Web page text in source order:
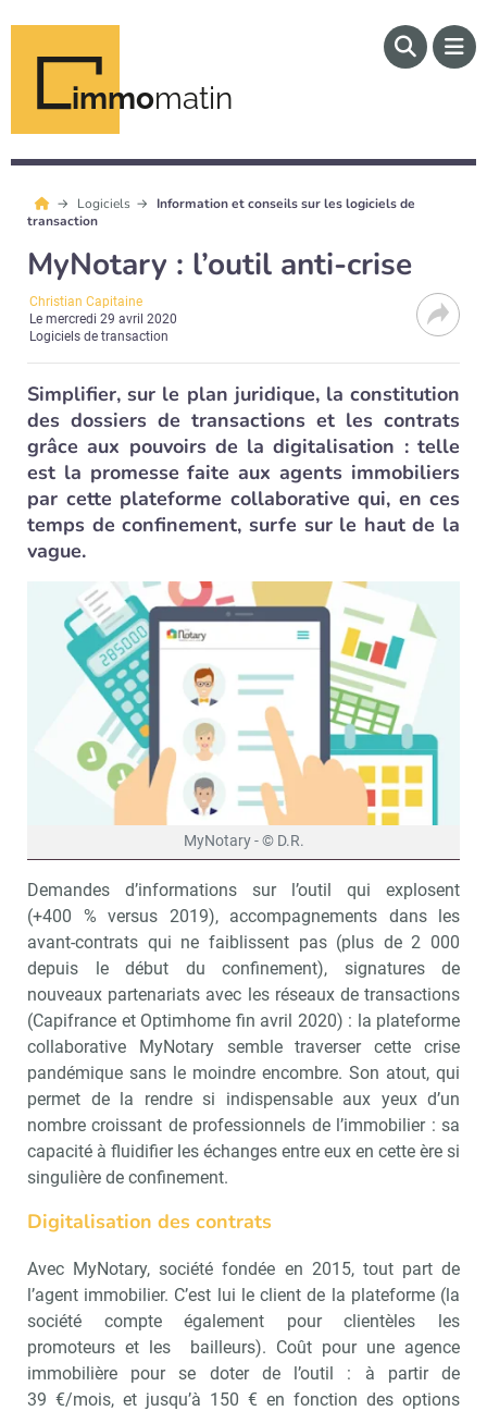
immomatin
Logiciels
Information et conseils sur les logiciels de
transaction
MyNotary : l’outil anti-crise
Christian Capitaine
Lemercredi 29 avril 2020
Logiciels de transaction
Simplifier, sur le plan juridique, la constitution
des dossiers de transactions et les contrats
grâce aux pouvoirs de la digitalisation : telle
est la promesse faite aux agents immobiliers
par cette plateforme collaborative qui, en ces
temps de confinement, surfe sur le haut de la
vague.
MyNotary - © D.R.
Demandes d’informations sur l’outil qui explosent
(+400 % versus 2019), accompagnements dans les
avant-contrats qui ne faiblissent pas (plus de 2 000
depuis le début du confinement), signatures de
nouveaux partenariats avec les réseaux de transactions
(Capifrance et Optimhome fin avril 2020) : la plateforme
collaborative MyNotary semble traverser cette crise
pandémique sans le moindre encombre. Son atout, qui
permet de la rendre si indispensable aux yeux d’un
nombre croissant de professionnels de l’immobilier : sa
capacité à fluidifier les échanges entre eux en cette ère si
singulière de confinement.
Digitalisation des contrats
Avec MyNotary, société fondée en 2015, tout part de
l’agent immobilier. C’est lui le client de la plateforme (la
société compte également pour clientèles les
promoteurs et les bailleurs). Coût pour une agence
immobilière pour se doter de l’outil : à partir de
39 €/mois, et jusqu’à 150 € en fonction des options